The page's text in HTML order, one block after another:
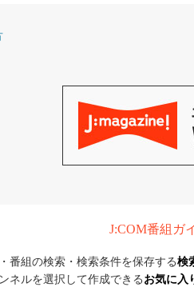
J:COM番組ガ
番組の検索・検索条件を保存する検
ネルを選択して作成できる お気に入